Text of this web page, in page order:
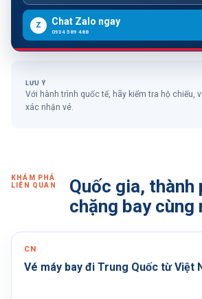
Z Chat Zalo ngay
0934 589 488
LƯU Ý
Với hành trình quốc tế, hãy kiểm tra hộ chiếu,
xác nhận vé.
KHÁM PHÁ
LIÊN QUAN
Quốc gia, thành
chặng bay cùng
CN
Vé máy bay đi Trung Quốc từ Việt